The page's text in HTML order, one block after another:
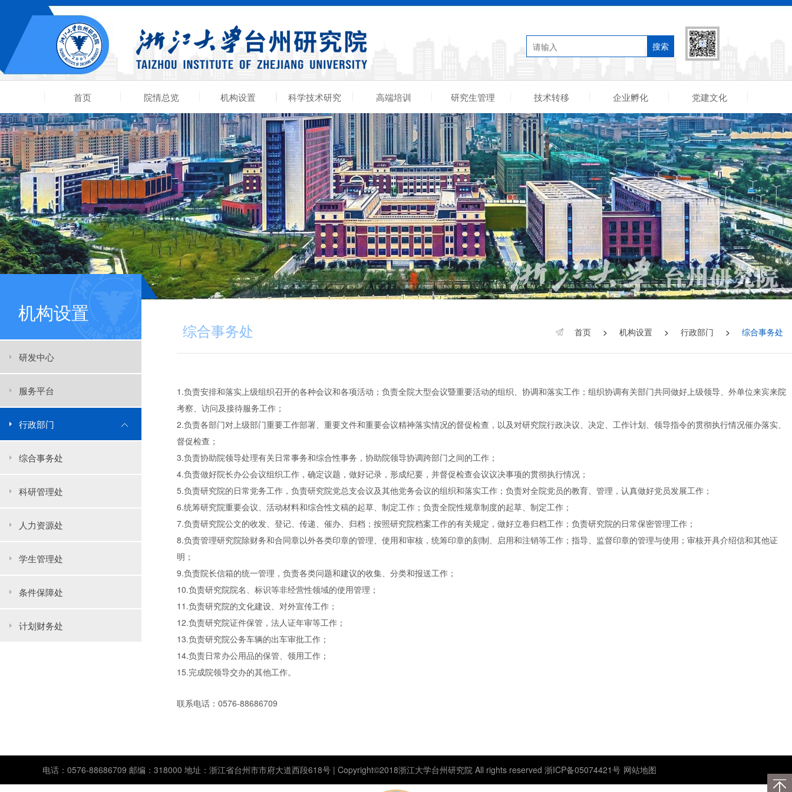
搜索
首页 院情总览 机构设置 科学技术研究 高端培训 研究生管理 技术转移 企业孵化 党建文化
机构设置
研发中心
服务平台
行政部门
综合事务处
科研管理处
人力资源处
学生管理处
条件保障处
计划财务处
综合事务处 首页 > 机构设置 > 行政部门 > 综合事务处
1.负责安排和落实上级组织召开的各种会议和各项活动；负责全院大型会议暨重要活动的组织、协调和落实工作；组织协调有关部门共同做好上级领导、外单位来宾来院
考察、访问及接待服务工作；
2.负责各部门对上级部门重要工作部署、重要文件和重要会议精神落实情况的督促检查，以及对研究院行政决议、决定、工作计划、领导指令的贯彻执行情况催办落实、
督促检查；
3.负责协助院领导处理有关日常事务和综合性事务，协助院领导协调跨部门之间的工作；
4.负责做好院长办公会议组织工作，确定议题，做好记录，形成纪要，并督促检查会议议决事项的贯彻执行情况；
5.负责研究院的日常党务工作，负责研究院党总支会议及其他党务会议的组织和落实工作；负责对全院党员的教育、管理，认真做好党员发展工作；
6.统筹研究院重要会议、活动材料和综合性文稿的起草、制定工作；负责全院性规章制度的起草、制定工作；
7.负责研究院公文的收发、登记、传递、催办、归档；按照研究院档案工作的有关规定，做好立卷归档工作；负责研究院的日常保密管理工作；
8.负责管理研究院除财务和合同章以外各类印章的管理、使用和审核，统筹印章的刻制、启用和注销等工作；指导、监督印章的管理与使用；审核开具介绍信和其他证
明；
9.负责院长信箱的统一管理，负责各类问题和建议的收集、分类和报送工作；
10.负责研究院院名、标识等非经营性领域的使用管理；
11.负责研究院的文化建设、对外宣传工作；
12.负责研究院证件保管，法人证年审等工作；
13.负责研究院公务车辆的出车审批工作；
14.负责日常办公用品的保管、领用工作；
15.完成院领导交办的其他工作。
联系电话：0576-88686709
电话：0576-88686709 邮编：318000 地址：浙江省台州市市府大道西段618号 | Copyright©2018浙江大学台州研究院 All rights reserved 浙ICP备05074421号 网站地图
返回